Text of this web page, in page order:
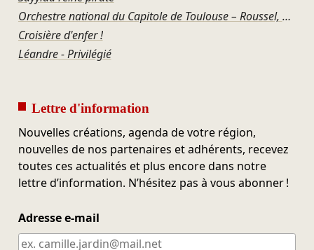
Orchestre national du Capitole de Toulouse – Roussel, Ravel, Offenbach, Rosenthal, Gershwin
Croisière d'enfer !
Léandre - Privilégié
Lettre d'information
Nouvelles créations, agenda de votre région,
nouvelles de nos partenaires et adhérents, recevez
toutes ces actualités et plus encore dans notre
lettre d’information. N’hésitez pas à vous abonner !
Adresse e-mail